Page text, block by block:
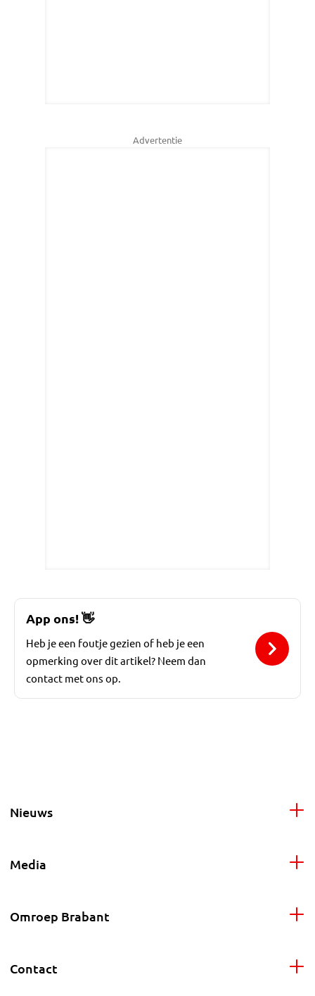
Advertentie
App ons!👋
Heb je een foutje gezien of heb je een
opmerking over dit artikel? Neem dan
contact met ons op.
Nieuws
Media
Omroep Brabant
Contact